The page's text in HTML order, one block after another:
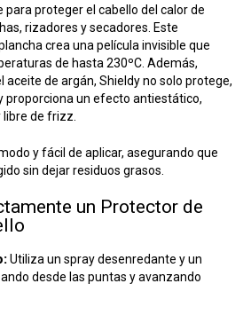
proteger el cabello del calor de
rizadores y secadores. Este
crea una película invisible que
de hasta 230ºC. Además,
aceite de argán, Shieldy no solo protege,
proporciona un efecto antiestático,
de frizz.
y fácil de aplicar, asegurando que
sin dejar residuos grasos.
un Protector de
Utiliza un spray desenredante y un
desde las puntas y avanzando